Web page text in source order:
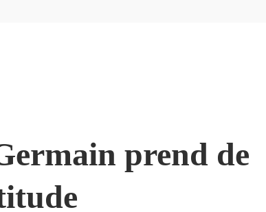
prend de